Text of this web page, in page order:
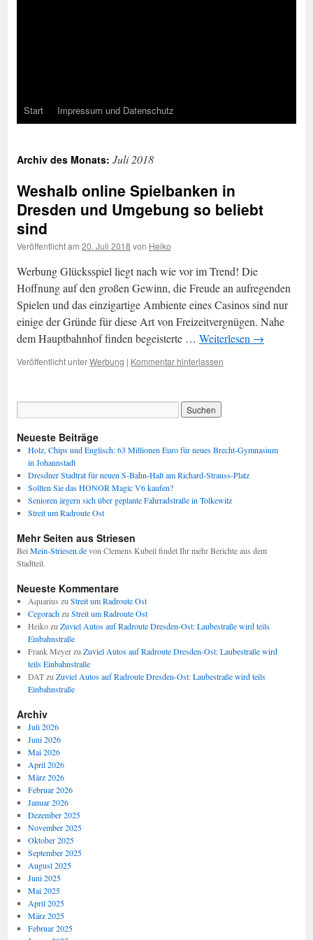
Start Impressum und Datenschutz
Archiv des Monats: Juli 2018
Weshalb online Spielbanken in
Dresden und Umgebung so beliebt
sind
Veröffentlicht am 20. Juli 2018 von Heiko
Werbung Glücksspiel liegt nach wie vor im Trend! Die
Hoffnung auf den großen Gewinn, die Freude an aufregenden
Spielen und das einzigartige Ambiente eines Casinos sind nur
einige der Gründe für diese Art von Freizeitvergnügen. Nahe
dem Hauptbahnhof finden begeisterte … Weiterlesen →
Veröffentlicht unterWerbung | Kommentar hinterlassen
Neueste Beiträge
Holz, Chips und Englisch: 63 Millionen Euro für neues Brecht-Gymnasium
in Johannstadt
Dresdner Stadtrat für neuen S-Bahn-Halt am Richard-Strauss-Platz
Sollten Sie das HONOR Magic V6 kaufen?
Senioren ärgern sich über geplante Fahrradstraße in Tolkewitz
Streit um Radroute Ost
Mehr Seiten aus Striesen
Bei Mein-Striesen.devon Clemens Kubeil findet Ihr mehr Berichte aus dem
Stadtteil.
Neueste Kommentare
Aquarius zu Streit um Radroute Ost
Cegorachzu Streit um Radroute Ost
Heikozu Zuviel Autos auf Radroute Dresden-Ost: Laubestraße wird teils
Einbahnstraße
Frank Meyerzu Zuviel Autos auf Radroute Dresden-Ost: Laubestraße wird
teils Einbahnstraße
DATzu Zuviel Autos auf Radroute Dresden-Ost: Laubestraße wird teils
Einbahnstraße
Archiv
Juli 2026
Juni 2026
Mai 2026
April 2026
März 2026
Februar 2026
Januar 2026
Dezember 2025
November 2025
Oktober 2025
September 2025
August 2025
Juni 2025
Mai 2025
April 2025
März 2025
Februar 2025